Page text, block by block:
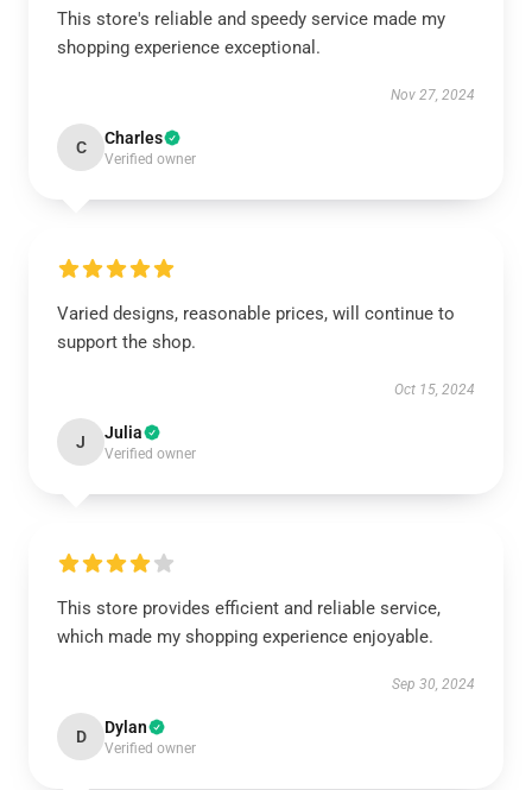
This store's reliable and speedy service made my
shopping experience exceptional.
Nov 27, 2024
C Charles
Verified owner
Varied designs, reasonable prices, will continue to
support the shop.
Oct 15, 2024
J Julia
Verified owner
This store provides efficient and reliable service,
which made my shopping experience enjoyable.
Sep 30, 2024
D Dylan
Verified owner